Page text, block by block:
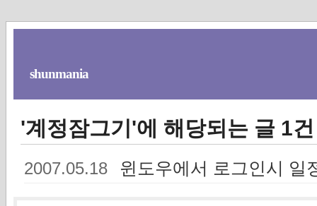
shunmania
'계정잠그기'에 해당되는 글 1건
2007.05.18 윈도우에서 로그인시 일